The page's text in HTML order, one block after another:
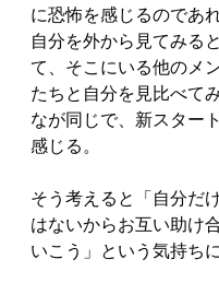
に恐怖を感じるのであ
自分を外から見てみる
て、そこにいる他のメ
たちと自分を見比べて
なが同じで、新スター
感じる。
そう考えると「自分だ
はないからお互い助け
いこう」という気持ち